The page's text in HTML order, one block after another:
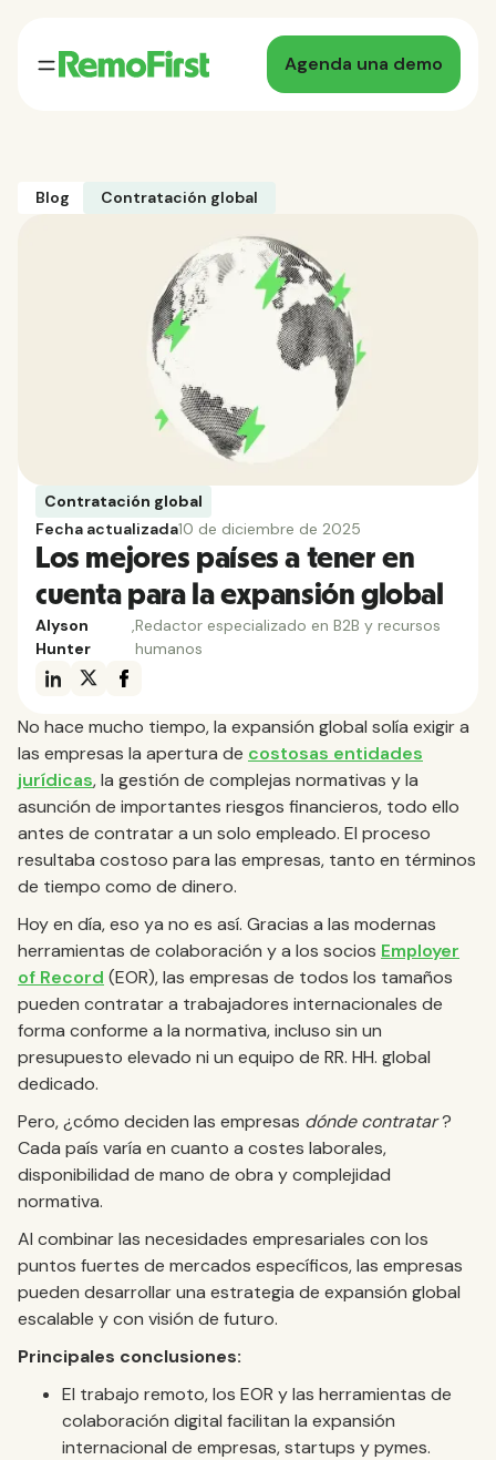
Agenda una demo
Blog Contratación global
Contratación global
Fecha actualizada10 de diciembre de 2025
Los mejores países a tener en
cuenta para la expansión global
Alyson
Hunter
,Redactor especializado en B2B y recursos
humanos
No hace mucho tiempo, la expansión global solía exigir a
las empresas la apertura de costosas entidades
jurídicas, la gestión de complejas normativas y la
asunción de importantes riesgos financieros, todo ello
antes de contratar a un solo empleado. El proceso
resultaba costoso para las empresas, tanto en términos
de tiempo como de dinero.
Hoy en día, eso ya no es así. Gracias a las modernas
herramientas de colaboración y a los socios Employer
of Record (EOR), las empresas de todos los tamaños
pueden contratar a trabajadores internacionales de
forma conforme a la normativa, incluso sin un
presupuesto elevado ni un equipo de RR. HH. global
dedicado.
Pero, ¿cómo deciden las empresas dónde contratar?
Cada país varía en cuanto a costes laborales,
disponibilidad de mano de obra y complejidad
normativa.
Al combinar las necesidades empresariales con los
puntos fuertes de mercados específicos, las empresas
pueden desarrollar una estrategia de expansión global
escalable y con visión de futuro.
Principales conclusiones:
El trabajo remoto, los EOR y las herramientas de
colaboración digital facilitan la expansión
internacional de empresas, startups y pymes.